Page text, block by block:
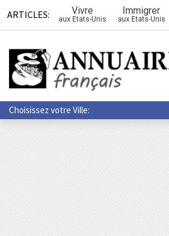
ARTICLES: Vivre
aux Etats-Unis
Immigrer
aux Etats-Unis
Choisissez votre Ville: